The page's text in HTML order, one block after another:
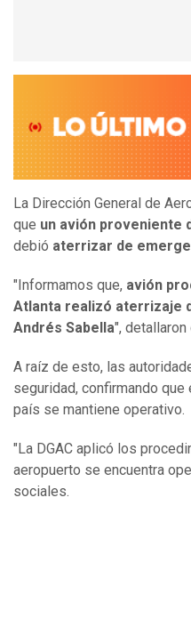
La Dirección General de
que un avión proveniente
debió aterrizar de
"Informamos que, avión
Atlanta realizó aterrizaje
Andrés Sabella", detallaron
A raíz de esto, las
seguridad, confirmando que
país se mantiene operativo.
"La DGAC aplicó los
aeropuerto se encuentra
sociales.